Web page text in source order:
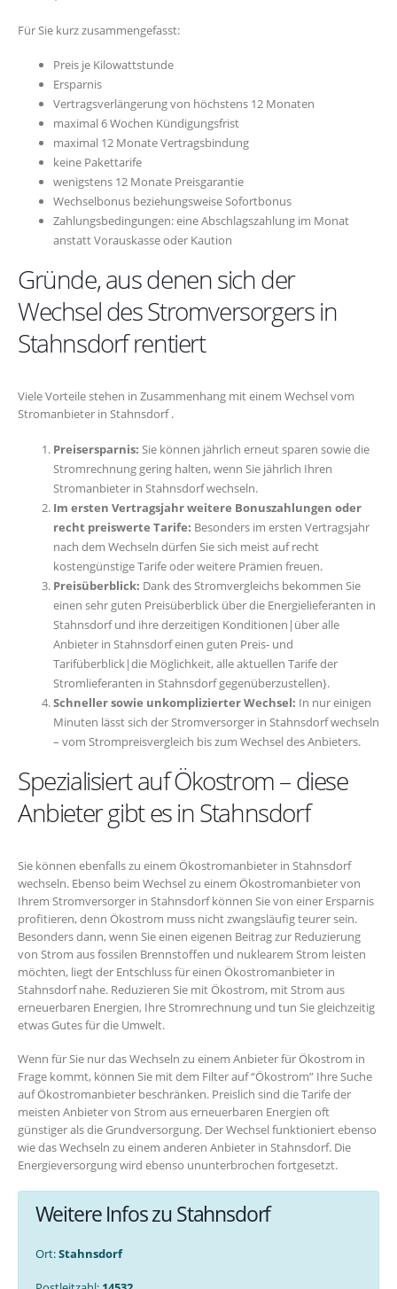
Für Sie kurz zusammengefasst:
Preis je Kilowattstunde
Ersparnis
Vertragsverlängerung von höchstens 12 Monaten
maximal 6 Wochen Kündigungsfrist
maximal 12 Monate Vertragsbindung
keine Pakettarife
wenigstens 12 Monate Preisgarantie
Wechselbonus beziehungsweise Sofortbonus
Zahlungsbedingungen: eine Abschlagszahlung im Monat
anstatt Vorauskasse oder Kaution
Gründe, aus denen sich der
Wechsel des Stromversorgers in
Stahnsdorf rentiert
Viele Vorteile stehen in Zusammenhang mit einem Wechsel vom
Stromanbieter in Stahnsdorf .
Preisersparnis: Sie können jährlich erneut sparen sowie die
Stromrechnung gering halten, wenn Sie jährlich Ihren
Stromanbieter in Stahnsdorf wechseln.
Im ersten Vertragsjahr weitere Bonuszahlungen oder
recht preiswerte Tarife: Besonders im ersten Vertragsjahr
nach dem Wechseln dürfen Sie sich meist auf recht
kostengünstige Tarife oder weitere Prämien freuen.
Preisüberblick: Dank des Stromvergleichs bekommen Sie
einen sehr guten Preisüberblick über die Energielieferanten in
Stahnsdorf und ihre derzeitigen Konditionen|über alle
Anbieter in Stahnsdorf einen guten Preis- und
Tarifüberblick|die Möglichkeit, alle aktuellen Tarife der
Stromlieferanten in Stahnsdorf gegenüberzustellen}.
Schneller sowie unkomplizierter Wechsel: In nur einigen
Minuten lässt sich der Stromversorger in Stahnsdorf wechseln
– vom Strompreisvergleich bis zum Wechsel des Anbieters.
Spezialisiert auf Ökostrom – diese
Anbieter gibt es in Stahnsdorf
Sie können ebenfalls zu einem Ökostromanbieter in Stahnsdorf
wechseln. Ebenso beim Wechsel zu einem Ökostromanbieter von
Ihrem Stromversorger in Stahnsdorf können Sie von einer Ersparnis
profitieren, denn Ökostrom muss nicht zwangsläufig teurer sein.
Besonders dann, wenn Sie einen eigenen Beitrag zur Reduzierung
von Strom aus fossilen Brennstoffen und nuklearem Strom leisten
möchten, liegt der Entschluss für einen Ökostromanbieter in
Stahnsdorf nahe. Reduzieren Sie mit Ökostrom, mit Strom aus
erneuerbaren Energien, Ihre Stromrechnung und tun Sie gleichzeitig
etwas Gutes für die Umwelt.
Wenn für Sie nur das Wechseln zu einem Anbieter für Ökostrom in
Frage kommt, können Sie mit dem Filter auf “Ökostrom” Ihre Suche
auf Ökostromanbieter beschränken. Preislich sind die Tarife der
meisten Anbieter von Strom aus erneuerbaren Energien oft
günstiger als die Grundversorgung. Der Wechsel funktioniert ebenso
wie das Wechseln zu einem anderen Anbieter in Stahnsdorf. Die
Energieversorgung wird ebenso ununterbrochen fortgesetzt.
Weitere Infos zu Stahnsdorf
Ort:Stahnsdorf